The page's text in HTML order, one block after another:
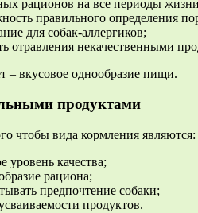
рационов на все периоды
правильного определения
для собак-аллергиков;
отравления некачественными
– вкусовое однообразие пищи.
продуктами
чтобы вида кормления являются:
уровень качества;
рациона;
предпочтение собаки;
продуктов.